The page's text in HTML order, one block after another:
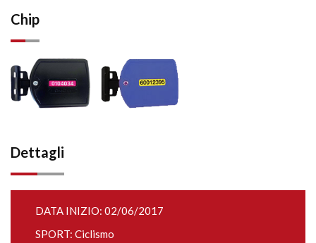
Chip
Dettagli
DATA INIZIO: 02/06/2017
SPORT: Ciclismo